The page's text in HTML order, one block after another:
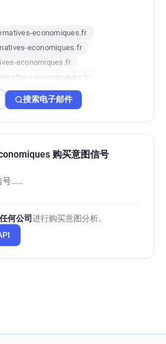
economiques.fr
economiques.fr
economiques.fr
economiques.fr
economiques.fr
economiques.fr
economiques.fr
economiques.fr
economiques.fr
economiques.fr
搜索电子邮件
购买意图信号
号……
任何公司进行购买意图分析。